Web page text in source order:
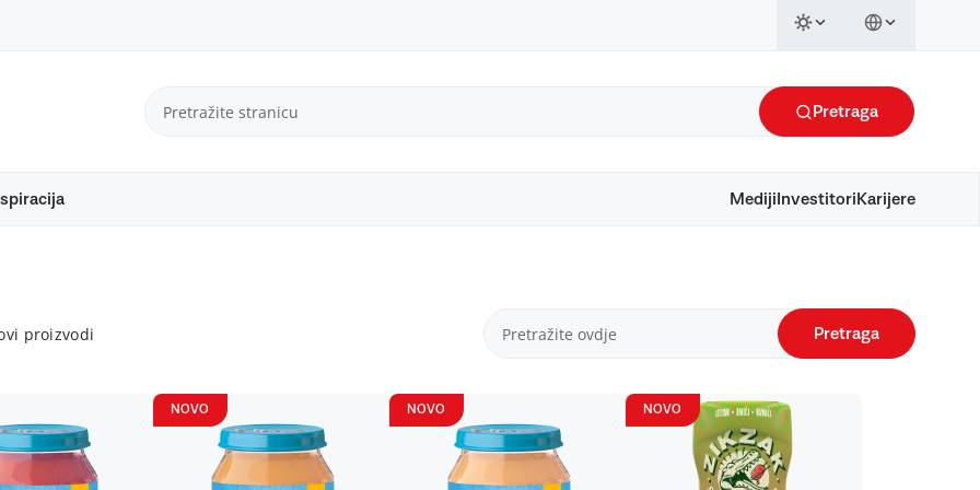
Pretraga
Mediji Investitori Karijere
proizvodi Pretraga
NOVO NOVO NOVO